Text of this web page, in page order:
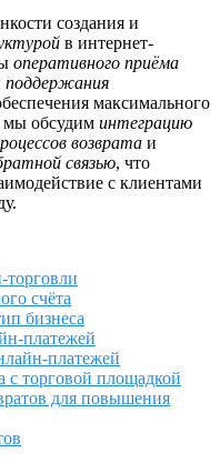
создания и
в интернет-
оперативного приёма
поддержания
максимального
мы обсудим интеграцию
возврата и
связью, что
с клиентами
счёта
бизнеса
платежей
платежей
с торговой площадкой
для повышения